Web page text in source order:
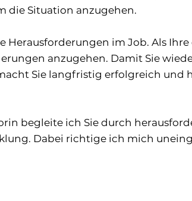
die Situation anzugehen.
Herausforderungen im Job. Als
anzugehen. Damit Sie
Sie langfristig erfolgreich und
begleite ich Sie durch
Dabei richtige ich mich